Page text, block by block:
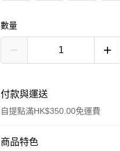
數量
付款與運送
自提點滿HK$350.00免運費
付款方式
商品特色